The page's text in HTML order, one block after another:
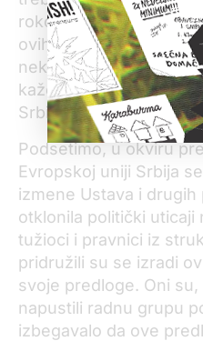
rokove probili. Pisanje
ovih preporuka nije
nekoliko mesta kaže
kaže kako može“,
Srbija mora da se vrati
Podsetimo, u okviru
Evropskoj uniji Srbija
izmene Ustava i drugih
otklonila politički uticaji
tužioci i pravnici iz
pridružili su se izradi
svoje predloge. Oni
napustili radnu grupu
izbegavalo da ove